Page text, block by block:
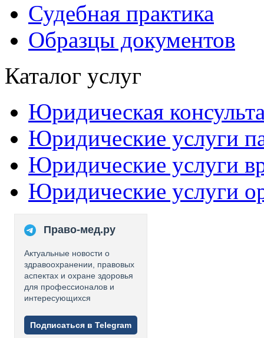
Судебная практика
Образцы документов
Каталог услуг
Юридическая
Юридические услуги
Юридические услуги
Юридические услуги
Право-мед.ру
Актуальные новости о
здравоохранении, правовых
аспектах и охране здоровья
для профессионалов и
интересующихся
Подписаться в Telegram